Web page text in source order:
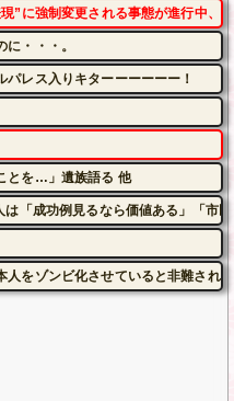
”に強制変更される事態が進行中
に・・・。
レス入りキターーーーーー！
とを…」遺族語る 他
「成功例見るなら価値ある」「市
人をゾンビ化させていると非難され